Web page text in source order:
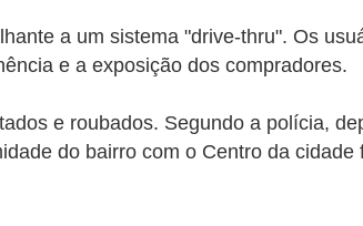
a um sistema "drive-thru". Os
e a exposição dos compradores.
e roubados. Segundo a polícia,
do bairro com o Centro da